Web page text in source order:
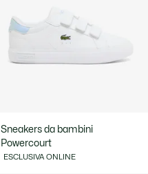
Sneakers da bambini
Powercourt
ESCLUSIVA ONLINE